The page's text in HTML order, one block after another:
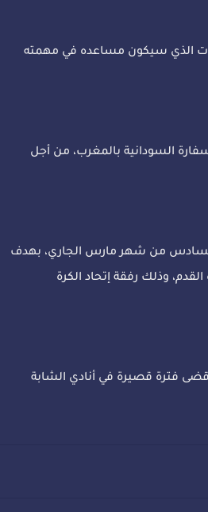
الذي سيكون مساعده في مهمته
السودانية بالمغرب، من أجل
من شهر مارس الجاري، بهدف
وذلك رفقة إتحاد الكرة
قضى فترة قصيرة في أنادي الشابة